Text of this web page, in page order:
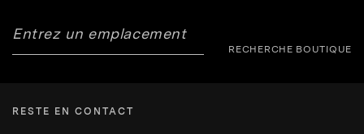
RECHERCHE BOUTIQUE
RESTE EN CONTACT